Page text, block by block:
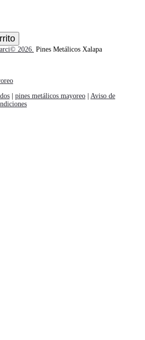
2026. Pines Metálicos Xalapa
| pines metálicos mayoreo | Aviso de